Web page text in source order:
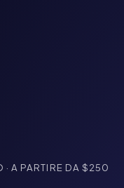
· A PARTIRE DA $250